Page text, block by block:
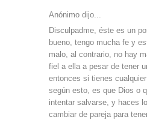
Anónimo dijo...
Disculpadme, éste es un
bueno, tengo mucha fe y
malo, al contrario, no hay
fiel a ella a pesar de tener
entonces si tienes
según esto, es que Dios o
intentar salvarse, y haces
cambiar de pareja para